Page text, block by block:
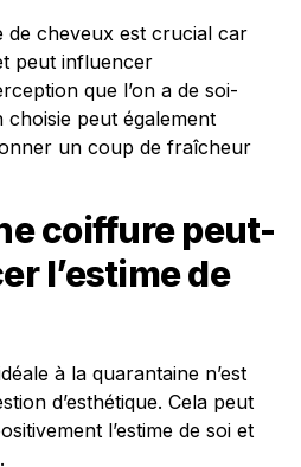
de cheveux est crucial car
peut influencer
que l’on a de soi-
peut également
un coup de fraîcheur
coiffure peut-
l’estime de
à la quarantaine n’est
d’esthétique. Cela peut
l’estime de soi et